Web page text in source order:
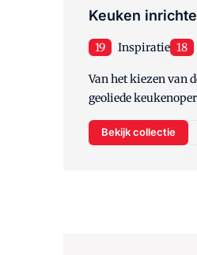
Keuken
19 Inspiratie 18
Van het kiezen van
geoliede
Bekijk collectie